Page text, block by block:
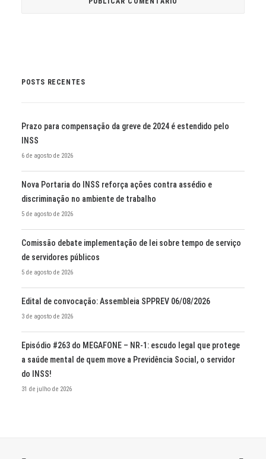
POSTS RECENTES
Prazo para compensação da greve de 2024 é estendido pelo
INSS
6 de agosto de 2026
Nova Portaria do INSS reforça ações contra assédio e
discriminação no ambiente de trabalho
5 de agosto de 2026
Comissão debate implementação de lei sobre tempo de serviço
de servidores públicos
5 de agosto de 2026
Edital de convocação: Assembleia SPPREV 06/08/2026
3 de agosto de 2026
Episódio #263 do MEGAFONE – NR-1: escudo legal que protege
a saúde mental de quem move a Previdência Social, o servidor
do INSS!
31 de julho de 2026